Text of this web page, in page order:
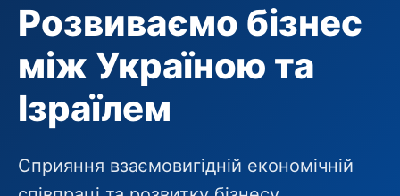
Розвиваємо бізнес
між Україною та
Ізраїлем
Сприяння взаємовигідній економічній